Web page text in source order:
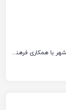
سمینارهای فرهنگی و آموزشی در بندرماهشهر با همکاری فرهنگ‌سرای پتروشیمی مارون